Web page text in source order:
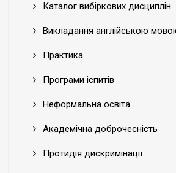
Каталог вибіркових дисциплін
Викладання англійською
Практика
Програми іспитів
Неформальна освіта
Академічна доброчесність
Протидія дискримінації